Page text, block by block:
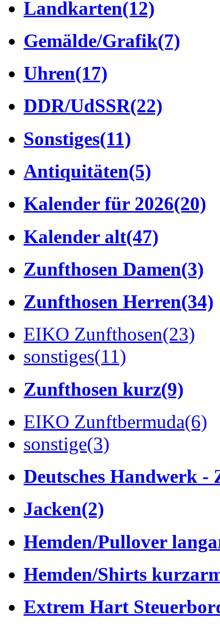
Landkarten(12)
Gemälde/Grafik(7)
Uhren(17)
DDR/UdSSR(22)
Sonstiges(11)
Antiquitäten(5)
Kalender für 2026(20)
Kalender alt(47)
Zunfthosen Damen(3)
Zunfthosen Herren(34)
EIKO Zunfthosen(23)
sonstiges(11)
Zunfthosen kurz(9)
EIKO Zunftbermuda(6)
sonstige(3)
Deutsches Handwerk -
Jacken(2)
Hemden/Pullover
Hemden/Shirts
Extrem Hart